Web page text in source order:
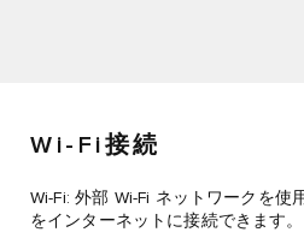
Wi-Fi接続
Wi-Fi: 外部 Wi-Fi ネットワークを使
をインターネットに接続できます。